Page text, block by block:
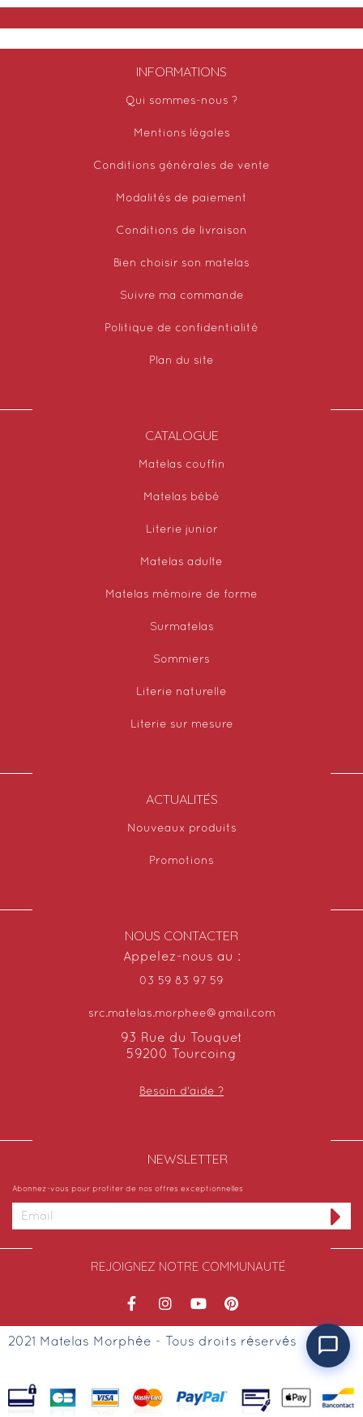
INFORMATIONS
Qui sommes-nous ?
Mentions légales
Conditions générales de vente
Modalités de paiement
Conditions de livraison
Bien choisir son matelas
Suivre ma commande
Politique de confidentialité
Plan du site
CATALOGUE
Matelas couffin
Matelas bébé
Literie junior
Matelas adulte
Matelas mémoire de forme
Surmatelas
Sommiers
Literie naturelle
Literie sur mesure
ACTUALITÉS
Nouveaux produits
Promotions
NOUS CONTACTER
Appelez-nous au :
03 59 83 97 59
src.matelas.morphee@gmail.com
93 Rue du Touquet
59200 Tourcoing
Besoin d'aide ?
NEWSLETTER​
Abonnez-vous pour profiter de nos offres exceptionnelles
REJOIGNEZ NOTRE COMMUNAUTÉ
2021 Matelas Morphée - Tous droits réservés